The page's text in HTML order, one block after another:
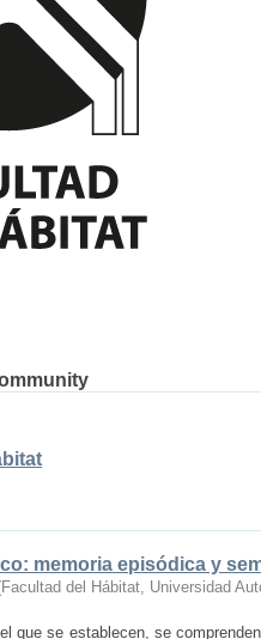
memoria episódica y
Facultad del Hábitat, Universidad
que se establecen, se